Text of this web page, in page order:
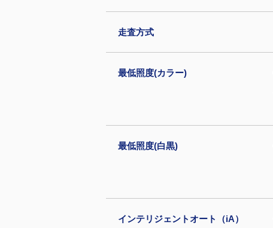
走査方式
最低照度(カラー)
最低照度(白黒)
インテリジェントオート（iA）